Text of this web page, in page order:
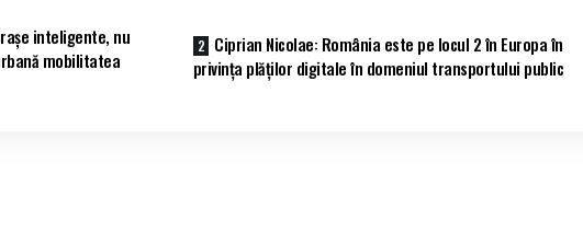
inteligente, nu
mobilitatea
Ciprian Nicolae: România este pe locul 2 în Europa în
privința plăților digitale în domeniul transportului public